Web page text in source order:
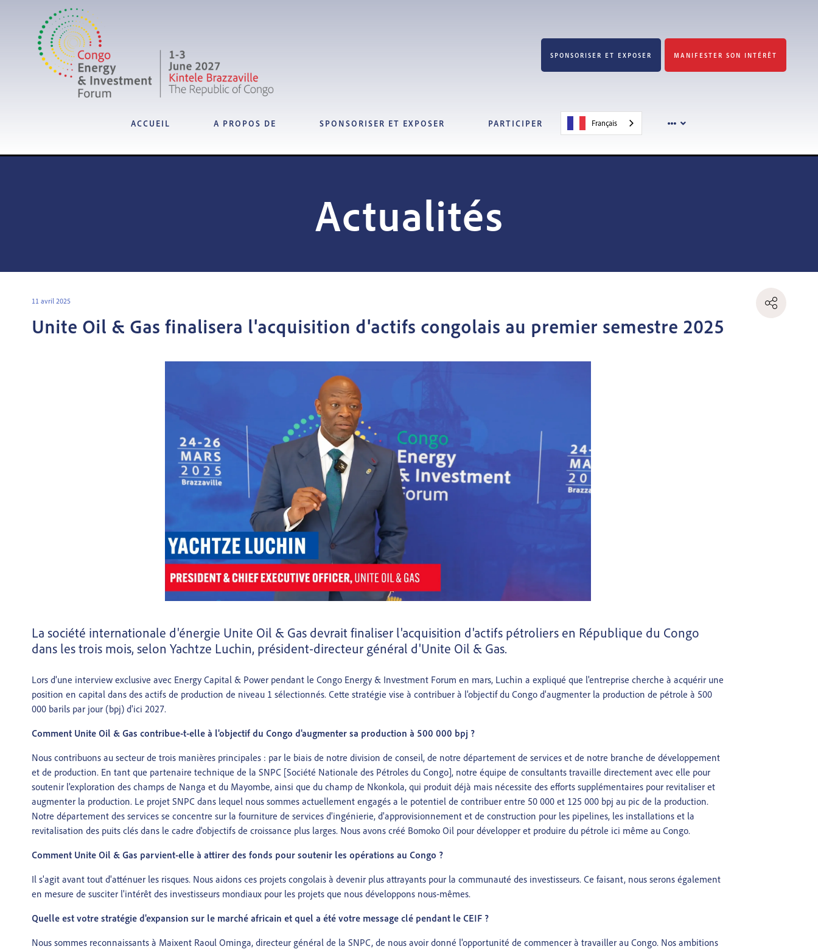
SPONSORISER ET EXPOSER MANIFESTER SON INTÉRÊT
ACCUEIL A PROPOS DE SPONSORISER ET EXPOSER PARTICIPER Français
Actualités
11 avril 2025
Unite Oil & Gas finalisera l'acquisition d'actifs congolais au premier semestre 2025
La société internationale d'énergie Unite Oil & Gas devrait finaliser l'acquisition d'actifs pétroliers en République du Congo
dans les trois mois, selon Yachtze Luchin, président-directeur général d'Unite Oil & Gas.
Lors d'une interview exclusive avec Energy Capital & Power pendant le Congo Energy & Investment Forum en mars, Luchin a expliqué que l'entreprise cherche à acquérir une
position en capital dans des actifs de production de niveau 1 sélectionnés. Cette stratégie vise à contribuer à l'objectif du Congo d'augmenter la production de pétrole à 500
000 barils par jour (bpj) d'ici 2027.
Comment Unite Oil & Gas contribue-t-elle à l'objectif du Congo d'augmenter sa production à 500 000 bpj ?
Nous contribuons au secteur de trois manières principales : par le biais de notre division de conseil, de notre département de services et de notre branche de développement
et de production. En tant que partenaire technique de la SNPC [Société Nationale des Pétroles du Congo], notre équipe de consultants travaille directement avec elle pour
soutenir l'exploration des champs de Nanga et du Mayombe, ainsi que du champ de Nkonkola, qui produit déjà mais nécessite des efforts supplémentaires pour revitaliser et
augmenter la production. Le projet SNPC dans lequel nous sommes actuellement engagés a le potentiel de contribuer entre 50 000 et 125 000 bpj au pic de la production.
Notre département des services se concentre sur la fourniture de services d'ingénierie, d'approvisionnement et de construction pour les pipelines, les installations et la
revitalisation des puits clés dans le cadre d'objectifs de croissance plus larges. Nous avons créé Bomoko Oil pour développer et produire du pétrole ici même au Congo.
Comment Unite Oil & Gas parvient-elle à attirer des fonds pour soutenir les opérations au Congo ?
Il s'agit avant tout d'atténuer les risques. Nous aidons ces projets congolais à devenir plus attrayants pour la communauté des investisseurs. Ce faisant, nous serons également
en mesure de susciter l'intérêt des investisseurs mondiaux pour les projets que nous développons nous-mêmes.
Quelle est votre stratégie d'expansion sur le marché africain et quel a été votre message clé pendant le CEIF ?
Nous sommes reconnaissants à Maixent Raoul Ominga, directeur général de la SNPC, de nous avoir donné l'opportunité de commencer à travailler au Congo. Nos ambitions